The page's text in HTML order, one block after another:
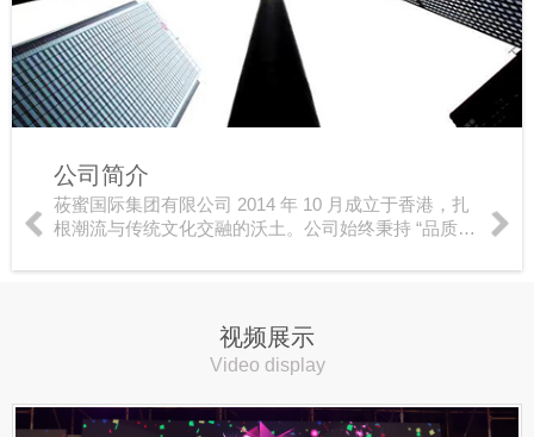
公司简介
莜蜜国际集团有限公司 2014 年 10 月成立于香港，扎
根潮流与传统文化交融的沃土。公司始终秉持 “品质至
心服务大众。品牌坚持创新发展，深耕自主品牌…
视频展示
Video display